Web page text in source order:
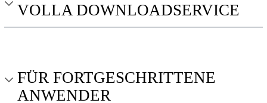
VOLLA DOWNLOADSERVICE
FÜR FORTGESCHRITTENE
ANWENDER